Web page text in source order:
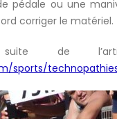
pédale ou une
corriger le matériel.
suite de
sports/